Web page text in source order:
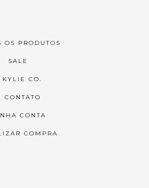
OS PRODUTOS
SALE
KYLIE CO.
CONTATO
CONTA
COMPRA